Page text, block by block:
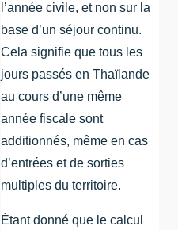
l’année civile, et non sur la
base d’un séjour continu.
Cela signifie que tous les
jours passés en Thaïlande
au cours d’une même
année fiscale sont
additionnés, même en cas
d’entrées et de sorties
multiples du territoire.
Étant donné que le calcul